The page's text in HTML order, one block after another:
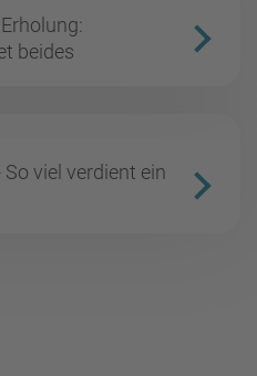
beides
viel verdient ein